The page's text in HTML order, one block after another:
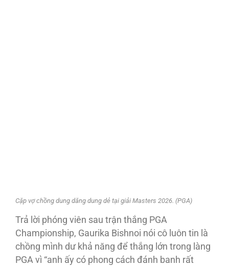
Cặp vợ chồng dung dăng dung dẻ tại giải Masters 2026. (PGA)
Trả lời phóng viên sau trận thắng PGA
Championship, Gaurika Bishnoi nói cô luôn tin là
chồng mình dư khả năng để thắng lớn trong làng
PGA vì “anh ấy có phong cách đánh banh rất